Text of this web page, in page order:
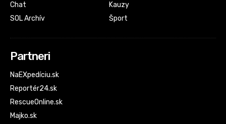
Chat
SOL Archív
Kauzy
Šport
Partneri
NaEXpedíciu.sk
Reportér24.sk
RescueOnline.sk
Majko.sk